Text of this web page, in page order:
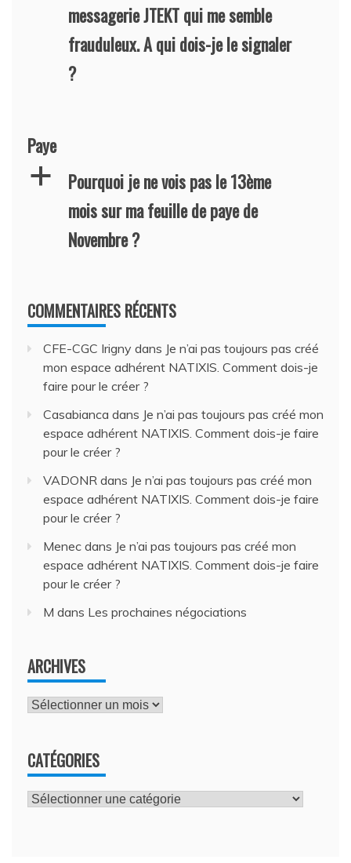
messagerie JTEKT qui me semble
frauduleux. A qui dois-je le signaler
?
Paye
a
Pourquoi je ne vois pas le 13ème
mois sur ma feuille de paye de
Novembre ?
COMMENTAIRES RÉCENTS
CFE-CGC Irigny dans Je n’ai pas toujours pas créé
mon espace adhérent NATIXIS. Comment dois-je
faire pour le créer ?
Casabianca dans Je n’ai pas toujours pas créé mon
espace adhérent NATIXIS. Comment dois-je faire
pour le créer ?
VADONR dans Je n’ai pas toujours pas créé mon
espace adhérent NATIXIS. Comment dois-je faire
pour le créer ?
Menec dans Je n’ai pas toujours pas créé mon
espace adhérent NATIXIS. Comment dois-je faire
pour le créer ?
M dans Les prochaines négociations
ARCHIVES
Archives
CATÉGORIES
Catégories